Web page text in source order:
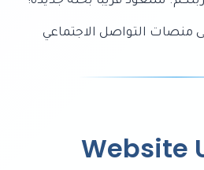
منصات التواصل الاجتماعي
Website